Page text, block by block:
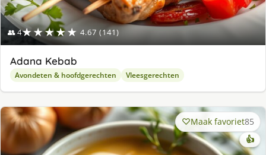
👥 4★★★★★ 4.67 (141)
Adana Kebab
Avondeten & hoofdgerechten Vleesgerechten
Maak favoriet85
👍